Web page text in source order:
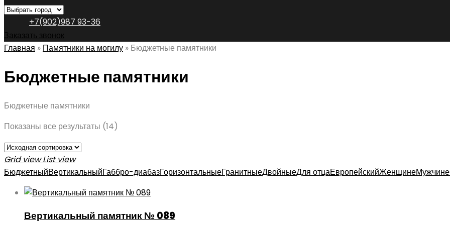
+7(902)987 93-36
Заказать звонок
Главная » Памятники на могилу » Бюджетные памятники
Бюджетные памятники
Бюджетные памятники
Показаны все результаты (14)
Grid view List view
БюджетныйВертикальныйГаббро-диабазГоризонтальныеГранитныеДвойныеДля отцаЕвропейскийЖенщинеМужчине
Вертикальный памятник № 089